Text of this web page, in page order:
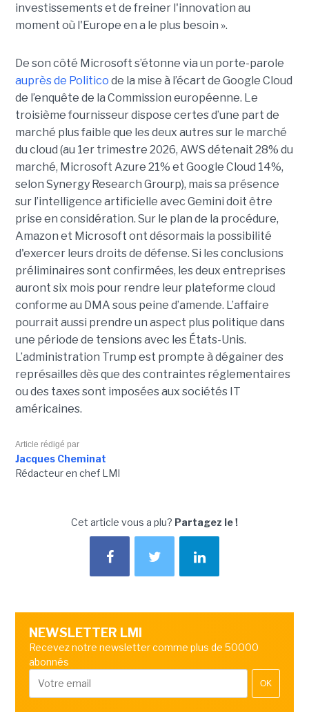
investissements et de freiner l'innovation au
moment où l'Europe en a le plus besoin ».
De son côté Microsoft s’étonne via un porte-parole
auprès de Politico de la mise à l’écart de Google Cloud
de l’enquête de la Commission européenne. Le
troisième fournisseur dispose certes d’une part de
marché plus faible que les deux autres sur le marché
du cloud (au 1er trimestre 2026, AWS détenait 28% du
marché, Microsoft Azure 21% et Google Cloud 14%,
selon Synergy Research Grourp), mais sa présence
sur l’intelligence artificielle avec Gemini doit être
prise en considération. Sur le plan de la procédure,
Amazon et Microsoft ont désormais la possibilité
d'exercer leurs droits de défense. Si les conclusions
préliminaires sont confirmées, les deux entreprises
auront six mois pour rendre leur plateforme cloud
conforme au DMA sous peine d’amende. L’affaire
pourrait aussi prendre un aspect plus politique dans
une période de tensions avec les États-Unis.
L’administration Trump est prompte à dégainer des
représailles dès que des contraintes réglementaires
ou des taxes sont imposées aux sociétés IT
américaines.
Article rédigé par
Jacques Cheminat
Rédacteur en chef LMI
Cet article vous a plu? Partagez le !
NEWSLETTER LMI
Recevez notre newsletter comme plus de 50000
abonnés
OK